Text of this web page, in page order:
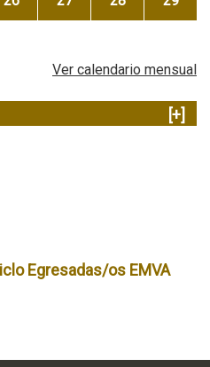
Ver calendario mensual
[+]
Egresadas/os EMVA